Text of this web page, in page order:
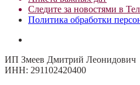
Следите за новостями в
Политика обработки
ИП Змеев Дмитрий Леонидович
ИНН: 291102420400